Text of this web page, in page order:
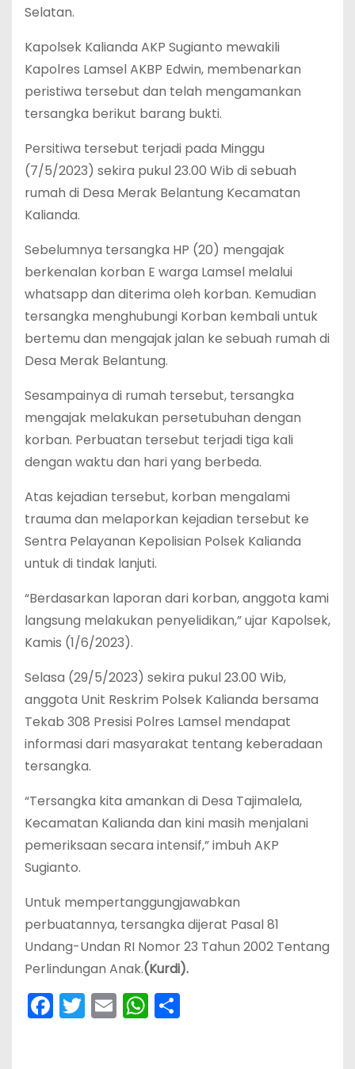
Selatan.
Kapolsek Kalianda AKP Sugianto mewakili
Kapolres Lamsel AKBP Edwin, membenarkan
peristiwa tersebut dan telah mengamankan
tersangka berikut barang bukti.
Persitiwa tersebut terjadi pada Minggu
(7/5/2023) sekira pukul 23.00 Wib di sebuah
rumah di Desa Merak Belantung Kecamatan
Kalianda.
Sebelumnya tersangka HP (20) mengajak
berkenalan korban E warga Lamsel melalui
whatsapp dan diterima oleh korban. Kemudian
tersangka menghubungi Korban kembali untuk
bertemu dan mengajak jalan ke sebuah rumah di
Desa Merak Belantung.
Sesampainya di rumah tersebut, tersangka
mengajak melakukan persetubuhan dengan
korban. Perbuatan tersebut terjadi tiga kali
dengan waktu dan hari yang berbeda.
Atas kejadian tersebut, korban mengalami
trauma dan melaporkan kejadian tersebut ke
Sentra Pelayanan Kepolisian Polsek Kalianda
untuk di tindak lanjuti.
“Berdasarkan laporan dari korban, anggota kami
langsung melakukan penyelidikan,” ujar Kapolsek,
Kamis (1/6/2023).
Selasa (29/5/2023) sekira pukul 23.00 Wib,
anggota Unit Reskrim Polsek Kalianda bersama
Tekab 308 Presisi Polres Lamsel mendapat
informasi dari masyarakat tentang keberadaan
tersangka.
“Tersangka kita amankan di Desa Tajimalela,
Kecamatan Kalianda dan kini masih menjalani
pemeriksaan secara intensif,” imbuh AKP
Sugianto.
Untuk mempertanggungjawabkan
perbuatannya, tersangka dijerat Pasal 81
Undang-Undan RI Nomor 23 Tahun 2002 Tentang
Perlindungan Anak.(Kurdi).
F
a
T
w
E
m
W
h